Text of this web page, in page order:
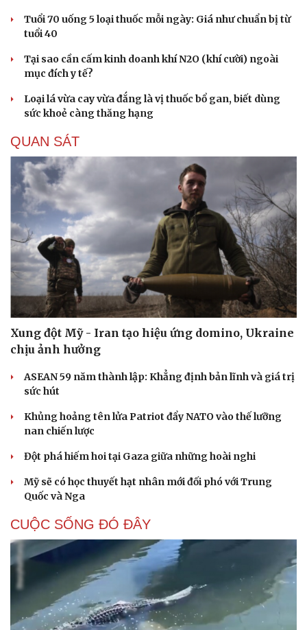
Tuổi 70 uống 5 loại thuốc mỗi ngày: Giá như chuẩn bị từ
tuổi 40
Tại sao cần cấm kinh doanh khí N2O (khí cười) ngoài
mục đích y tế?
Loại lá vừa cay vừa đắng là vị thuốc bổ gan, biết dùng
sức khoẻ càng thăng hạng
QUAN SÁT
Xung đột Mỹ - Iran tạo hiệu ứng domino, Ukraine
chịu ảnh hưởng
ASEAN 59 năm thành lập: Khẳng định bản lĩnh và giá trị
sức hút
Khủng hoảng tên lửa Patriot đẩy NATO vào thế lưỡng
nan chiến lược
Đột phá hiếm hoi tại Gaza giữa những hoài nghi
Mỹ sẽ có học thuyết hạt nhân mới đối phó với Trung
Quốc và Nga
CUỘC SỐNG ĐÓ ĐÂY